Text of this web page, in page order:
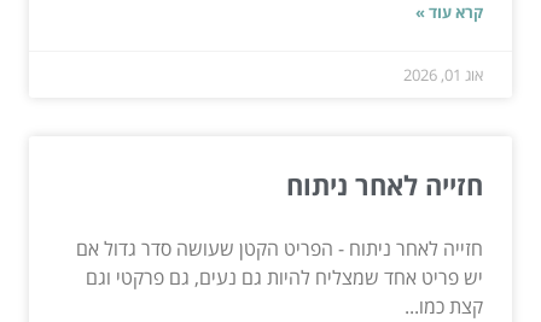
קרא עוד »
אוג 01, 2026
חזייה לאחר ניתוח
חזייה לאחר ניתוח - הפריט הקטן שעושה סדר גדול אם
יש פריט אחד שמצליח להיות גם נעים, גם פרקטי וגם
קצת כמו...